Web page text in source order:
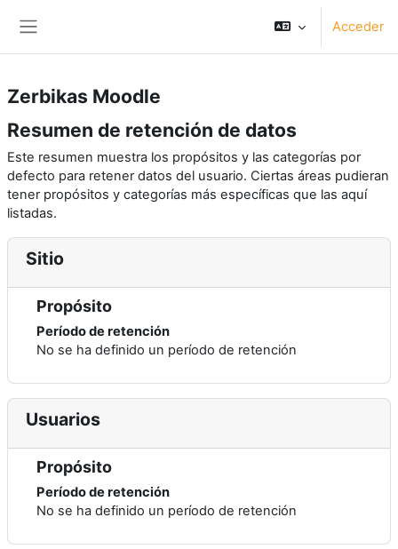
Acceder
Zerbikas Moodle
Resumen de retención de datos
Este resumen muestra los propósitos y las categorías por
defecto para retener datos del usuario. Ciertas áreas pudieran
tener propósitos y categorías más específicas que las aquí
listadas.
Sitio
Propósito
Período de retención
No se ha definido un período de retención
Usuarios
Propósito
Período de retención
No se ha definido un período de retención